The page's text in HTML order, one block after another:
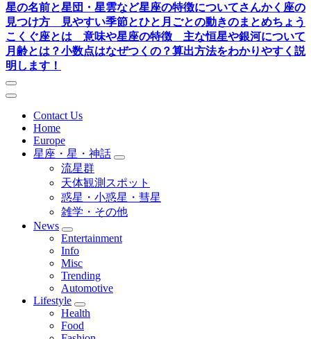
星の名前と星団・星雲など星座の特徴についてさんかく座の
見つけ方 見やすい季節とひと月ごとの動きのまとめちょう
こくぐ座とは 意味や星座の特徴 主な恒星や銀河について
月齢とは？小数点はなぜつくの？算出方法をわかりやすく説
明します！
Contact Us
Home
Europe
星座・星・神話
流星群
天体観測スポット
惑星・小惑星・彗星
雑学・その他
News
Entertainment
Info
Misc
Trending
Automotive
Lifestyle
Health
Food